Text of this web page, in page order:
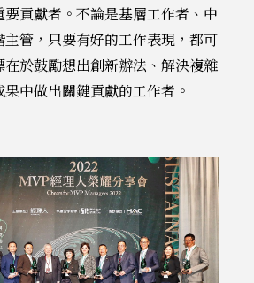
貢獻者。不論是基層工作者、中
管，只要有好的工作表現，都可
於鼓勵想出創新辦法、解決複雜
中做出關鍵貢獻的工作者。